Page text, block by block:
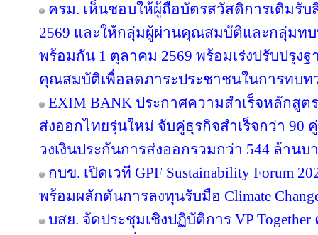
ครม. เห็นชอบให้ผู้ถือบัตรสวัสดิการเดิมรับ
2569 และให้กลุ่มผู้ผ่านคุณสมบัติและกลุ่มท
พร้อมกัน 1 ตุลาคม 2569 พร้อมเร่งปรับปรุง
คุณสมบัติเพื่อลดภาระประชาชนในการทบท
EXIM BANK ประกาศความสำเร็จหลักสู
ส่งออกไทยรุ่นใหม่ จับคู่ธุรกิจสำเร็จกว่า 90
วงเงินประกันการส่งออกรวมกว่า 544 ล้านบ
กบข. เปิดเวที GPF Sustainability Forum
พร้อมผลักดันการลงทุนรับมือ Climate
บสย. จัดประชุมเชิงปฏิบัติการ VP